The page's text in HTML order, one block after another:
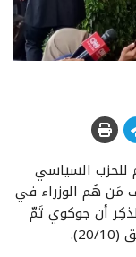
للحزب السياسي
مَن هُم الوزراء في
أن جوكوي تَمّ